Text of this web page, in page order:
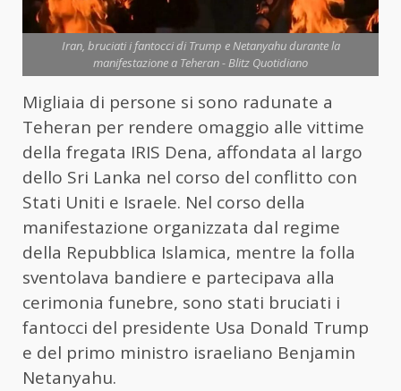
Iran, bruciati i fantocci di Trump e Netanyahu durante la
manifestazione a Teheran - Blitz Quotidiano
Migliaia di persone si sono radunate a
Teheran per rendere omaggio alle vittime
della fregata IRIS Dena, affondata al largo
dello Sri Lanka nel corso del conflitto con
Stati Uniti e Israele. Nel corso della
manifestazione organizzata dal regime
della Repubblica Islamica, mentre la folla
sventolava bandiere e partecipava alla
cerimonia funebre, sono stati bruciati i
fantocci del presidente Usa Donald Trump
e del primo ministro israeliano Benjamin
Netanyahu.